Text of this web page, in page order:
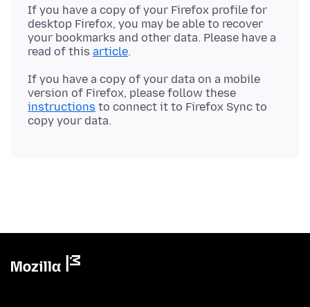
If you have a copy of your Firefox profile for
desktop Firefox, you may be able to recover
your bookmarks and other data. Please have a
read of this article
If you have a copy of your data on a mobile
version of Firefox, please follow these
instructions to connect it to Firefox Sync to